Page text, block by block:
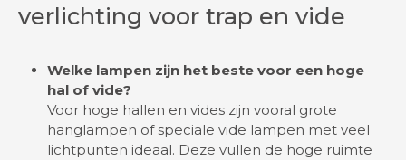
verlichting voor trap en vide
Welke lampen zijn het beste voor een hoge
hal of vide?
Voor hoge hallen en vides zijn vooral grote
hanglampen of speciale vide lampen met veel
lichtpunten ideaal. Deze vullen de hoge ruimte